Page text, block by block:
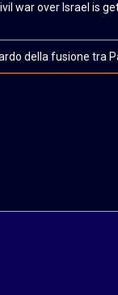
war over Israel is
della fusione tra